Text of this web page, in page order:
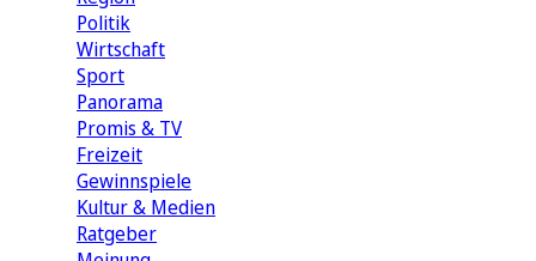
Politik
Wirtschaft
Sport
Panorama
Promis & TV
Freizeit
Gewinnspiele
Kultur & Medien
Ratgeber